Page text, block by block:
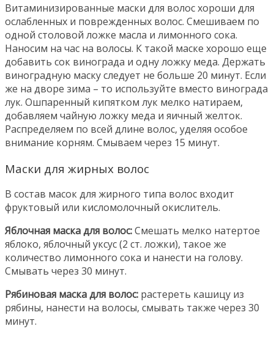
Витаминизированные маски для волос хороши для
ослабленных и поврежденных волос. Смешиваем по
одной столовой ложке масла и лимонного сока.
Наносим на час на волосы. К такой маске хорошо еще
добавить сок винограда и одну ложку меда. Держать
виноградную маску следует не больше 20 минут. Если
же на дворе зима – то используйте вместо винограда
лук. Ошпаренный кипятком лук мелко натираем,
добавляем чайную ложку меда и яичный желток.
Распределяем по всей длине волос, уделяя особое
внимание корням. Смываем через 15 минут.
Маски для жирных волос
В состав масок для жирного типа волос входит
фруктовый или кисломолочный окислитель.
Яблочная маска для волос:Смешать мелко натертое
яблоко, яблочный уксус (2 ст. ложки), такое же
количество лимонного сока и нанести на голову.
Смывать через 30 минут.
Рябиновая маска для волос: растереть кашицу из
рябины, нанести на волосы, смывать также через 30
минут.